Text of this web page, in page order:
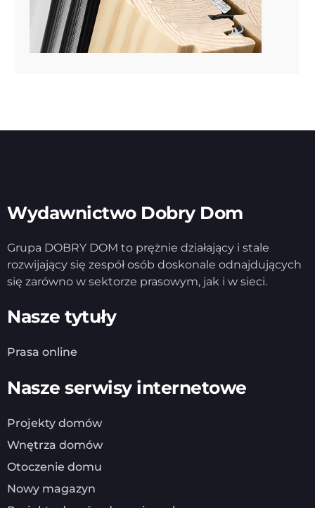
Wydawnictwo Dobry Dom
Grupa DOBRY DOM to prężnie działający i stale
rozwijający się zespół osób doskonale odnajdujących
się zarówno w sektorze prasowym, jak i w sieci.
Nasze tytuły
Prasa online
Nasze serwisy internetowe
Projekty domów
Wnętrza domów
Otoczenie domu
Nowy magazyn